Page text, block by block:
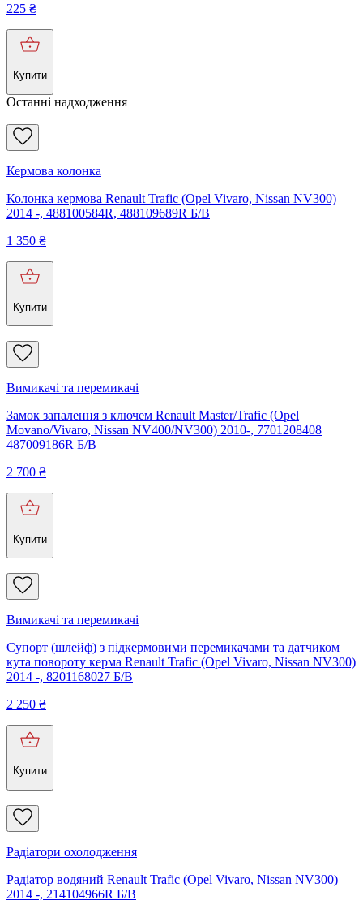
225 ₴
Купити
Останні надходження
Кермова колонка
Колонка кермова Renault Trafic (Opel Vivaro, Nissan NV300)
2014 -, 488100584R, 488109689R Б/В
1 350 ₴
Купити
Вимикачі та перемикачі
Замок запалення з ключем Renault Master/Trafic (Opel
Movano/Vivaro, Nissan NV400/NV300) 2010-, 7701208408
487009186R Б/В
2 700 ₴
Купити
Вимикачі та перемикачі
Супорт (шлейф) з підкермовими перемикачами та датчиком
кута повороту керма Renault Trafic (Opel Vivaro, Nissan NV300)
2014 -, 8201168027 Б/В
2 250 ₴
Купити
Радіатори охолодження
Радіатор водяний Renault Trafic (Opel Vivaro, Nissan NV300)
2014 -, 214104966R Б/В